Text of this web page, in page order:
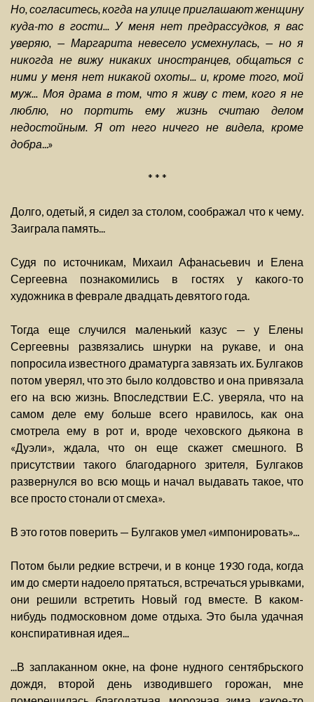
Но, согласитесь, когда на улице приглашают женщину
куда-то в гости... У меня нет предрассудков, я вас
уверяю, — Маргарита невесело усмехнулась, — но я
никогда не вижу никаких иностранцев, общаться с
ними у меня нет никакой охоты... и, кроме того, мой
муж... Моя драма в том, что я живу с тем, кого я не
люблю, но портить ему жизнь считаю делом
недостойным. Я от него ничего не видела, кроме
добра...»
* * *
Долго, одетый, я сидел за столом, соображал что к чему.
Заиграла память...
Судя по источникам, Михаил Афанасьевич и Елена
Сергеевна познакомились в гостях у какого-то
художника в феврале двадцать девятого года.
Тогда еще случился маленький казус — у Елены
Сергеевны развязались шнурки на рукаве, и она
попросила известного драматурга завязать их. Булгаков
потом уверял, что это было колдовство и она привязала
его на всю жизнь. Впоследствии Е.С. уверяла, что на
самом деле ему больше всего нравилось, как она
смотрела ему в рот и, вроде чеховского дьякона в
«Дуэли», ждала, что он еще скажет смешного. В
присутствии такого благодарного зрителя, Булгаков
развернулся во всю мощь и начал выдавать такое, что
все просто стонали от смеха».
В это готов поверить — Булгаков умел «импонировать»...
Потом были редкие встречи, и в конце 1930 года, когда
им до смерти надоело прятаться, встречаться урывками,
они решили встретить Новый год вместе. В каком-
нибудь подмосковном доме отдыха. Это была удачная
конспиративная идея...
...В заплаканном окне, на фоне нудного сентябрьского
дождя, второй день изводившего горожан, мне